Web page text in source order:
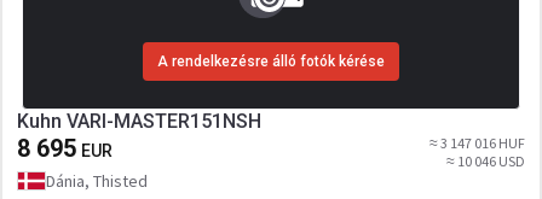
A rendelkezésre álló fotók kérése
Kuhn VARI-MASTER151NSH
8 695 EUR
≈ 3 147 016 HUF
≈ 10 046 USD
Dánia, Thisted